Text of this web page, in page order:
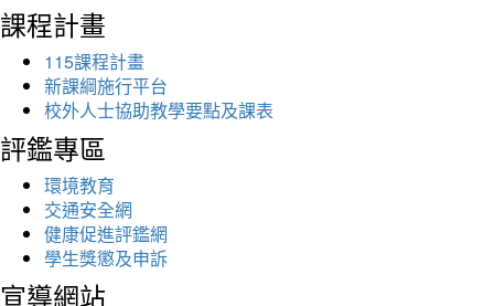
課程計畫
115課程計畫
新課綱施行平台
校外人士協助教學要點及課表
評鑑專區
環境教育
交通安全網
健康促進評鑑網
學生獎懲及申訴
宣導網站